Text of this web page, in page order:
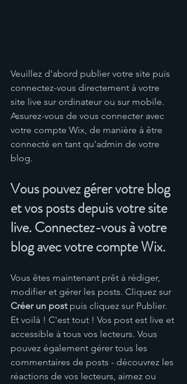
Veuillez d'abord publier votre site puis
connectez-vous directement à votre
site live sur ordinateur ou sur mobile.
Assurez-vous de vous connecter avec
votre compte Wix, de manière à être
connecté en tant qu'admin de votre
blog.
Vous pouvez gérer votre blog
et vos posts depuis votre site
live. Connectez-vous à votre
blog avec votre compte Wix.
Vous êtes maintenant prêt à rédiger,
modifier et gérer les posts. Cliquez sur
Créer un post puis cliquez sur Publier.
Et voilà ! C'est tout ! Vos post est live et
accessible à tous vos lecteurs. Vous
pouvez également gérer tous les
commentaires de posts - découvrez les
réactions de vos lecteurs, aimez ou